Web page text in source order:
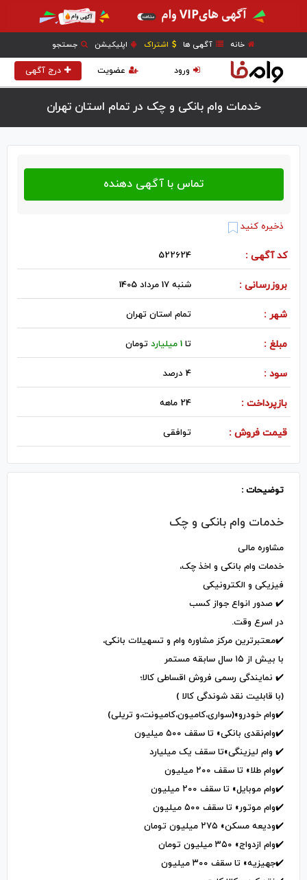
خانه آگهی ها اشتراک اپلیکیشن جستجو
درج آگهی عضویت ورود
خدمات وام بانکی و چک در تمام استان تهران
ذخیره کنید
کد آگهی : 522624
بروزرسانی : شنبه 17 مرداد 1405
شهر : تمام استان تهران
مبلغ : تا1 میلیارد تومان
سود : 4 درصد
بازپرداخت : 24 ماهه
قیمت فروش : توافقی
توضیحات :
خدمات وام بانکی و چک
مشاوره مالی
خدمات وام بانکی و اخذ چک،
فیزیکی و الکترونیکی
✔️ صدور انواع جواز کسب
در اسرع وقت.
✔️معتبرترین مرکز مشاوره وام و تسهیلات بانکی،
با بیش از ۱۵ سال سابقه مستمر
✔️ نمایندگی رسمی فروش اقساطی کالا؛
(با قابلیت نقد شوندگی کالا )
✔️وام خودرو»(سواری،کامیون،کامیونت،و تریلی)
✔️وام‌نقدی بانکی» تا سقف ۵۰۰ میلیون
✔️ وام لیزینگی»تا سقف یک میلیارد
✔️وام طلا» تا سقف ۲۰۰ میلیون
✔️وام موبایل» تا سقف ۲۰۰ میلیون
✔️وام موتور» تا سقف ۵۰۰ میلیون
✔️ودیعه مسکن» ۲۷۵ میلیون تومان
✔️وام ازدواج» ۳۵۰ میلیون تومان
✔️جهیزیه» تا سقف ۳۰۰ میلیون